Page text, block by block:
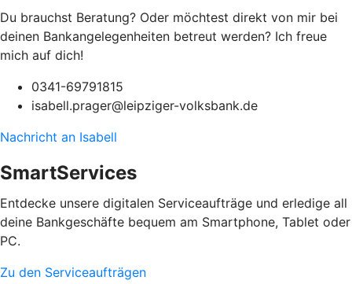
Du brauchst Beratung? Oder möchtest direkt von mir bei
deinen Bankangelegenheiten betreut werden? Ich freue
mich auf dich!
0341-69791815
isabell.prager@leipziger-volksbank.de
Nachricht an Isabell
SmartServices
Entdecke unsere digitalen Serviceaufträge und erledige all
deine Bankgeschäfte bequem am Smartphone, Tablet oder
PC.
Zu den Serviceaufträgen